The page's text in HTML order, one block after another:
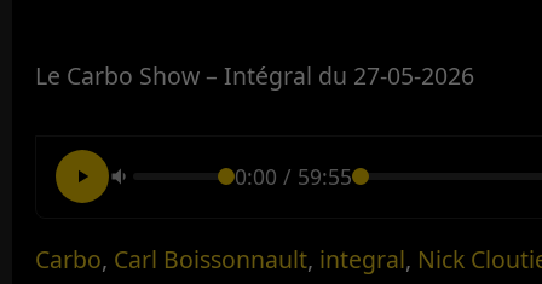
Le Carbo Show – Intégral du 27-05-2026
0:00 / 59:55
Carbo, Carl Boissonnault, integral, Nick